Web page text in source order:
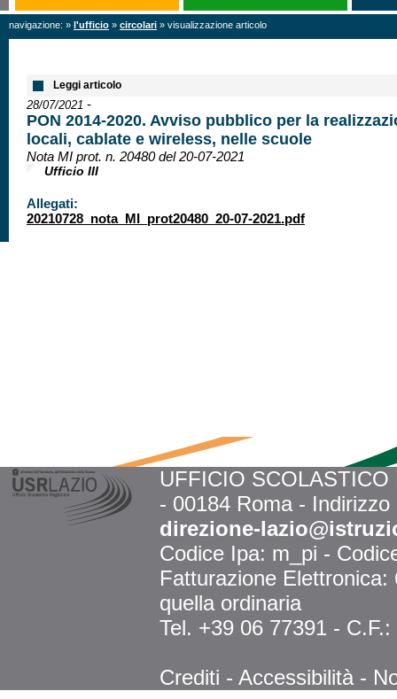
navigazione: » l'ufficio » circolari » visualizzazione articolo
Leggi articolo
28/07/2021 -
PON 2014-2020. Avviso pubblico per la
locali, cablate e wireless, nelle scuole
Nota MI prot. n. 20480 del 20-07-2021
Ufficio III
Allegati:
20210728_nota_MI_prot20480_20-07-2021.pdf
UFFICIO
- 00184 Roma -
direzione-
Codice Ipa: m_pi -
Fatturazione
quella ordinaria
Tel. +39 06 77391 -
Crediti - Accessibilità -